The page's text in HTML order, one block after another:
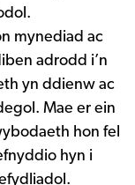
mynediad ac
adrodd i’n
yn ddienw ac
Mae er ein
hon fel
hyn i